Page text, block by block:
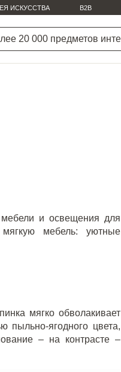
ИСКУССТВА B2B
и освещения для
мебель: уютные
мягко обволакивает
пыльно-ягодного цвета,
– на контрасте –